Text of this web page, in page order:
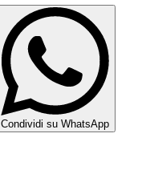
Condividi su WhatsApp